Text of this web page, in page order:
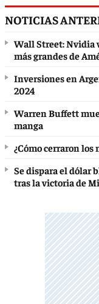
NOTICIAS
Wall Street: Nvidia
más grandes de
Inversiones en
2024
Warren Buffett
manga
¿Cómo cerraron los
Se dispara el dólar
tras la victoria de